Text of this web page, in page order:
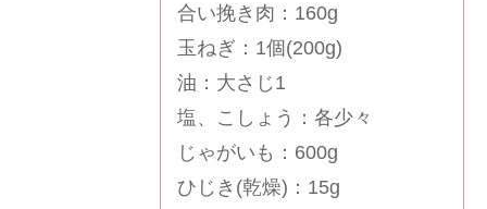
合い挽き肉：160g
玉ねぎ：1個(200g)
油：大さじ1
塩、こしょう：各少々
じゃがいも：600g
ひじき(乾燥)：15g